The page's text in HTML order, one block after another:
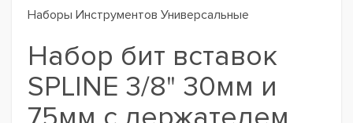
Наборы Инструментов Универсальные
Набор бит вставок
SPLINE 3/8" 30мм и